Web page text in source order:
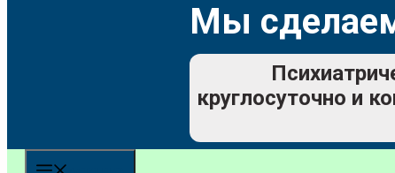
Мы
круглосуточно и